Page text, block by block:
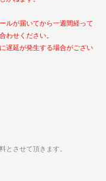
ルが届いてから一週間経って
わせください。
遅延が発生する場合がござい
とさせて頂きます。